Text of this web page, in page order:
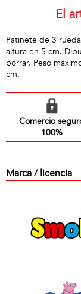
El
Patinete de 3
altura en 5 cm.
borrar. Peso
cm.
Comercio
100%
Marca / licencia